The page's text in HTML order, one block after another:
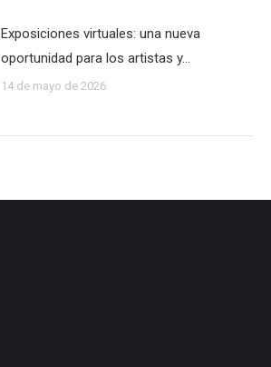
Exposiciones virtuales: una nueva
oportunidad para los artistas y…
14 de mayo de 2026